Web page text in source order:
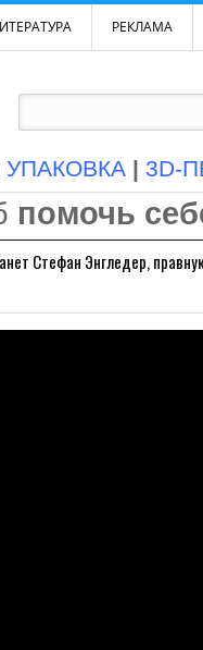
РЕКЛАМА
УПАКОВКА | 3D-
помочь
Стефан Энгледер, правнук